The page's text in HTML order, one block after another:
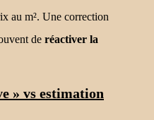
au m². Une correction
de réactiver la
» vs estimation